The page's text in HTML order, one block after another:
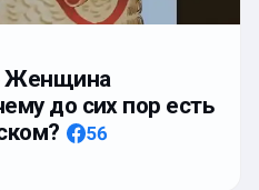
Женщина
до сих пор есть
56